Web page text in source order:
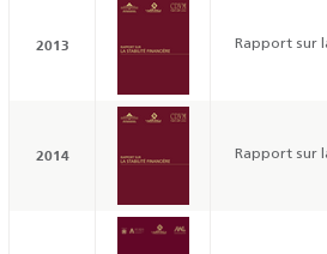
2013 Rapport sur
2014 Rapport sur